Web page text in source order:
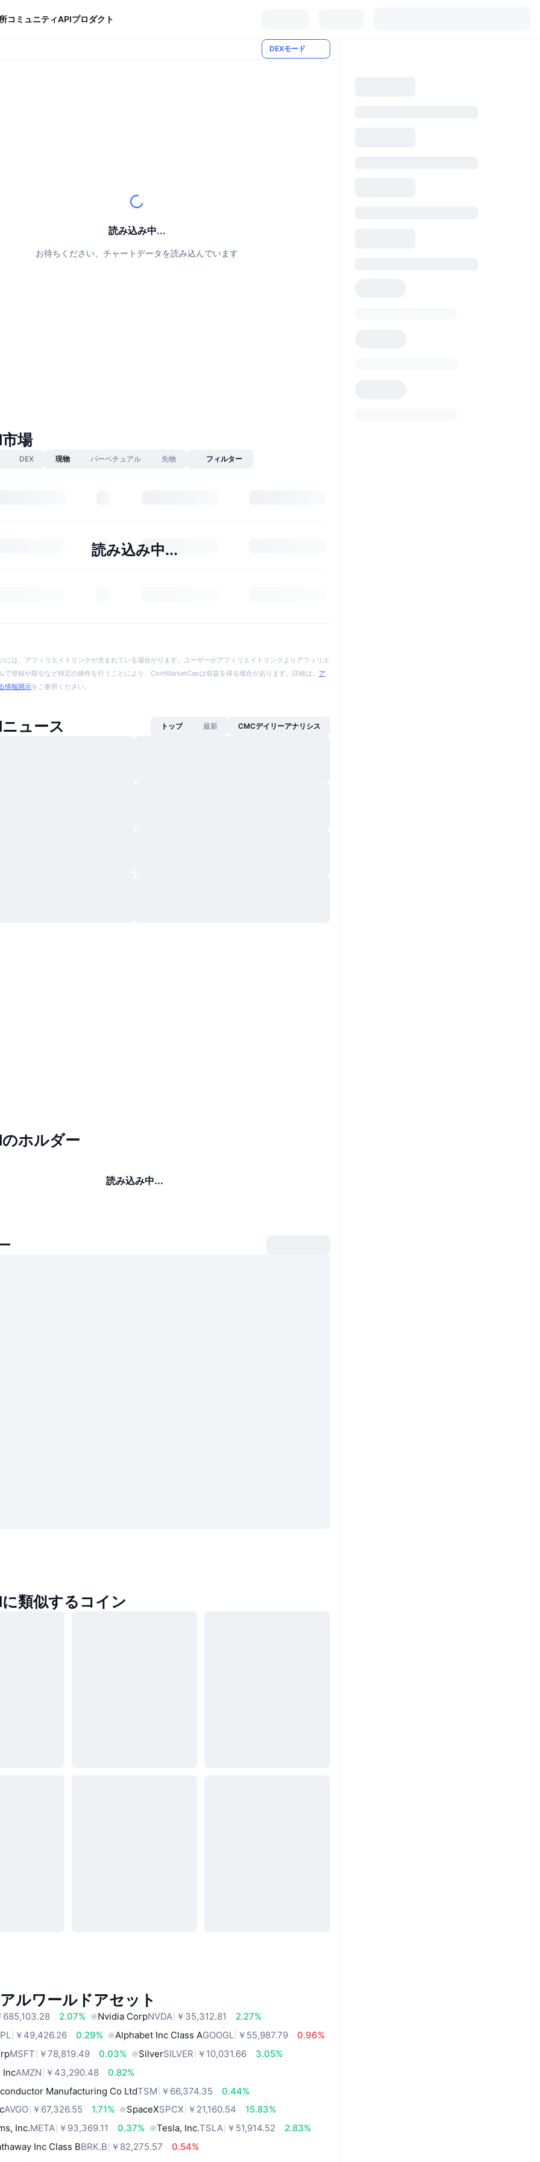
コミュニティAPIプロダクト
DEXモード
読み込み中...
お待ちください、チャートデータを読み込んでいます
場
DEX 現物 パーペチュアル 先物 フィルター
読み込み中...
には、アフィリエイトリンクが含まれている場合がります。ユーザーがアフィリエイトリンクよりアフィリエ
で登録や取引など特定の操作を行うことにより、CoinMarketCapは収益を得る場合があります。詳細は、 ア
情報開示をご参照ください。
ュース トップ 最新 CMCデイリーアナリシス
ホルダー
読み込み中...
類似するコイン
ルワールドアセット
685,103.28 2.07% Nvidia CorpNVDA ￥35,312.81
2.27%
￥49,426.26 0.29% Alphabet Inc Class AGOOGL ￥55,987.79
0.96%
MSFT ￥78,819.49 0.03% SilverSILVER ￥10,031.66
3.05%
IncAMZN ￥43,290.48
0.82%
Manufacturing Co LtdTSM ￥66,374.35
0.44%
AVGO ￥67,326.55 1.71% SpaceXSPCX ￥21,160.54
15.83%
Inc.META ￥93,369.11 0.37% Tesla, Inc.TSLA ￥51,914.52
2.83%
Inc Class BBRK.B ￥82,275.57
0.54%